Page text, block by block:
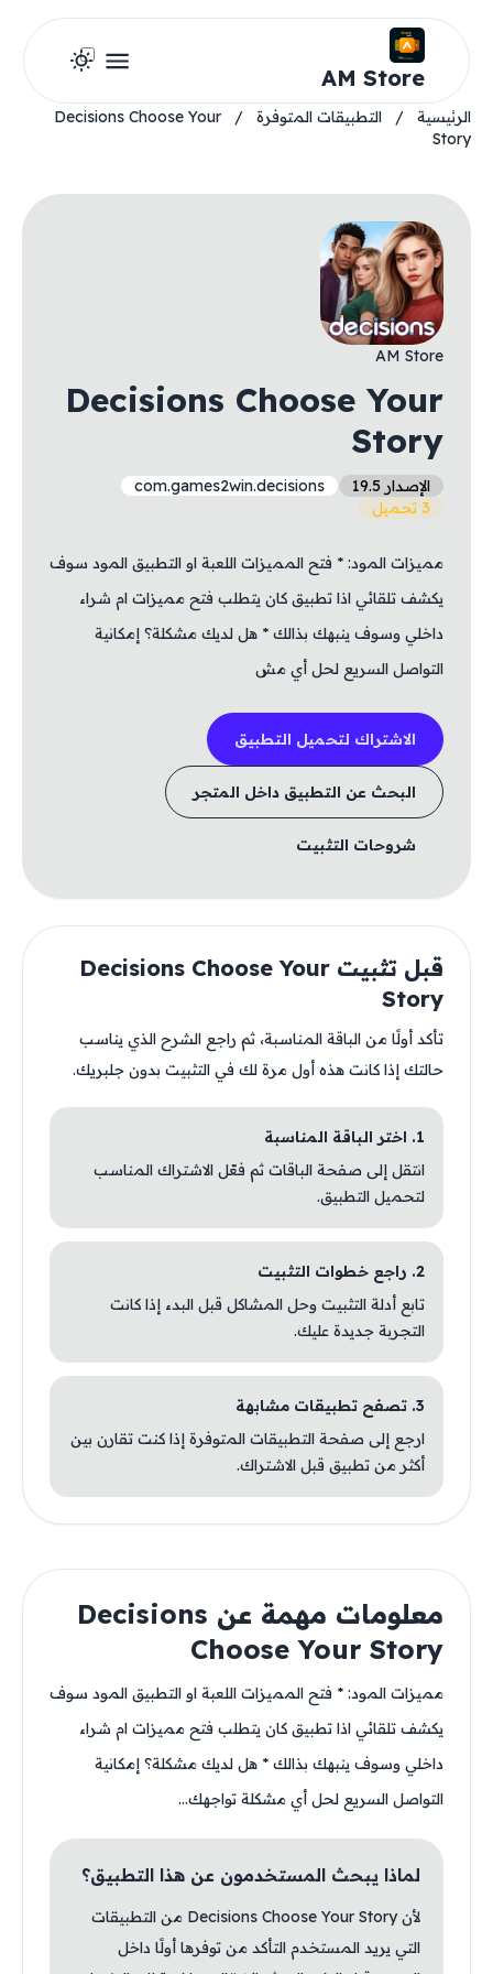
AM Store
الرئيسية / التطبيقات المتوفرة /
Decisions Choose Your
Story
AM Store
Decisions Choose Your
Story
الإصدار 19.5
com.games2win.decisions
3 تحميل
مميزات المود: * فتح المميزات اللعبة او التطبيق المود سوف
يكشف تلقائي اذا تطبيق كان يتطلب فتح مميزات ام شراء
داخلي وسوف ينبهك بذالك * هل لديك مشكلة؟ إمكانية
التواصل السريع لحل أي مش
الاشتراك لتحميل التطبيق
البحث عن التطبيق داخل المتجر
شروحات التثبيت
قبل تثبيت Decisions Choose Your
Story
تأكد أولًا من الباقة المناسبة، ثم راجع الشرح الذي يناسب
حالتك إذا كانت هذه أول مرة لك في التثبيت بدون جلبريك.
1. اختر الباقة المناسبة
انتقل إلى صفحة الباقات ثم فعّل الاشتراك المناسب
لتحميل التطبيق.
2. راجع خطوات التثبيت
تابع أدلة التثبيت وحل المشاكل قبل البدء إذا كانت
التجربة جديدة عليك.
3. تصفح تطبيقات مشابهة
ارجع إلى صفحة التطبيقات المتوفرة إذا كنت تقارن بين
أكثر من تطبيق قبل الاشتراك.
معلومات مهمة عن Decisions
Choose Your Story
مميزات المود: * فتح المميزات اللعبة او التطبيق المود سوف
يكشف تلقائي اذا تطبيق كان يتطلب فتح مميزات ام شراء
داخلي وسوف ينبهك بذالك * هل لديك مشكلة؟ إمكانية
التواصل السريع لحل أي مشكلة تواجهك...
لماذا يبحث المستخدمون عن هذا التطبيق؟
لأن Decisions Choose Your Story من التطبيقات
التي يريد المستخدم التأكد من توفرها أولًا داخل